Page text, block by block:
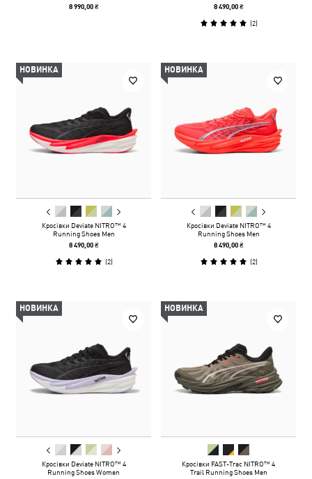
8 990,00 ₴ 8 490,00 ₴
(2)
НОВИНКА
Кросівки Deviate NITRO™ 4
Running Shoes Men
8 490,00 ₴
(2)
НОВИНКА
Кросівки Deviate NITRO™ 4
Running Shoes Men
8 490,00 ₴
(2)
НОВИНКА
Кросівки Deviate NITRO™ 4
Running Shoes Women
НОВИНКА
Кросівки FAST-Trac NITRO™ 4
Trail Running Shoes Men